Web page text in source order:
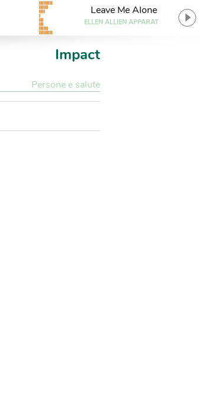
Leave Me Alone
ELLEN ALLIEN APPARAT
Impact
Persone e salute